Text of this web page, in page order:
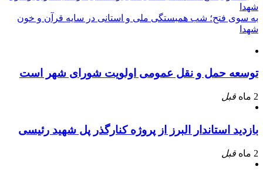
به سوی فتح؛ شب همبستگی ملی و استانی در سایه قرآن و خون
شهدا
توسعه حمل و نقل عمومی اولویت شورای شهر است
2 ماه قبل
بازدید استاندار البرز از پروژه کنارگذر پل شهید رئیسی
2 ماه قبل